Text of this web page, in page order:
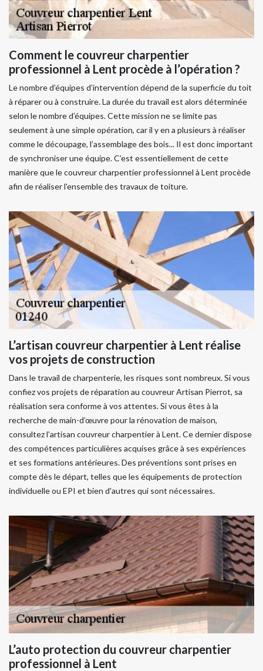
Comment le couvreur charpentier
professionnel à Lent procède à l’opération ?
Le nombre d’équipes d’intervention dépend de la superficie du toit
à réparer ou à construire. La durée du travail est alors déterminée
selon le nombre d’équipes. Cette mission ne se limite pas
seulement à une simple opération, car il y en a plusieurs à réaliser
comme le découpage, l’assemblage des bois... Il est donc important
de synchroniser une équipe. C’est essentiellement de cette
manière que le couvreur charpentier professionnel à Lent procède
afin de réaliser l'ensemble des travaux de toiture.
L’artisan couvreur charpentier à Lent réalise
vos projets de construction
Dans le travail de charpenterie, les risques sont nombreux. Si vous
confiez vos projets de réparation au couvreur Artisan Pierrot, sa
réalisation sera conforme à vos attentes. Si vous êtes à la
recherche de main-d’œuvre pour la rénovation de maison,
consultez l’artisan couvreur charpentier à Lent. Ce dernier dispose
des compétences particulières acquises grâce à ses expériences
et ses formations antérieures. Des préventions sont prises en
compte dès le départ, telles que les équipements de protection
individuelle ou EPI et bien d'autres qui sont nécessaires.
L’auto protection du couvreur charpentier
professionnel à Lent